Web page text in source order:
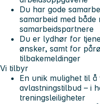
Du har gode
samarbeid med
samarbeidspartnere
Du er lydhør for
ønsker, samt for
tilbakemeldinger
Vi tilbyr
En unik mulighet til
avlastningstilbud – i
treningsleiligheter